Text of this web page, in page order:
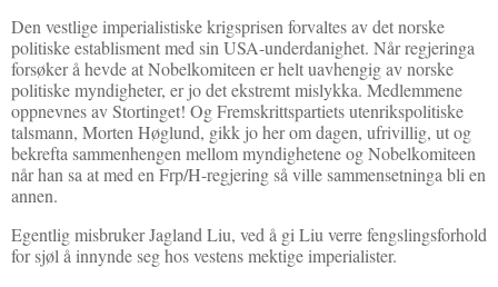
Den vestlige imperialistiske krigsprisen forvaltes av det norske
politiske establisment med sin USA-underdanighet. Når regjeringa
forsøker å hevde at Nobelkomiteen er helt uavhengig av norske
politiske myndigheter, er jo det ekstremt mislykka. Medlemmene
oppnevnes av Stortinget! Og Fremskrittspartiets utenrikspolitiske
talsmann, Morten Høglund, gikk jo her om dagen, ufrivillig, ut og
bekrefta sammenhengen mellom myndighetene og Nobelkomiteen
når han sa at med en Frp/H-regjering så ville sammensetninga bli en
annen.
Egentlig misbruker Jagland Liu, ved å gi Liu verre fengslingsforhold
for sjøl å innynde seg hos vestens mektige imperialister.